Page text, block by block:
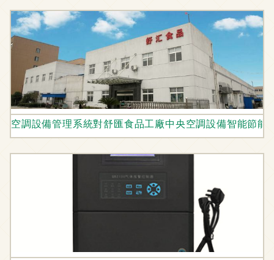
空調設備管理系統對舒匯食品工廠中央空調設備智能節能